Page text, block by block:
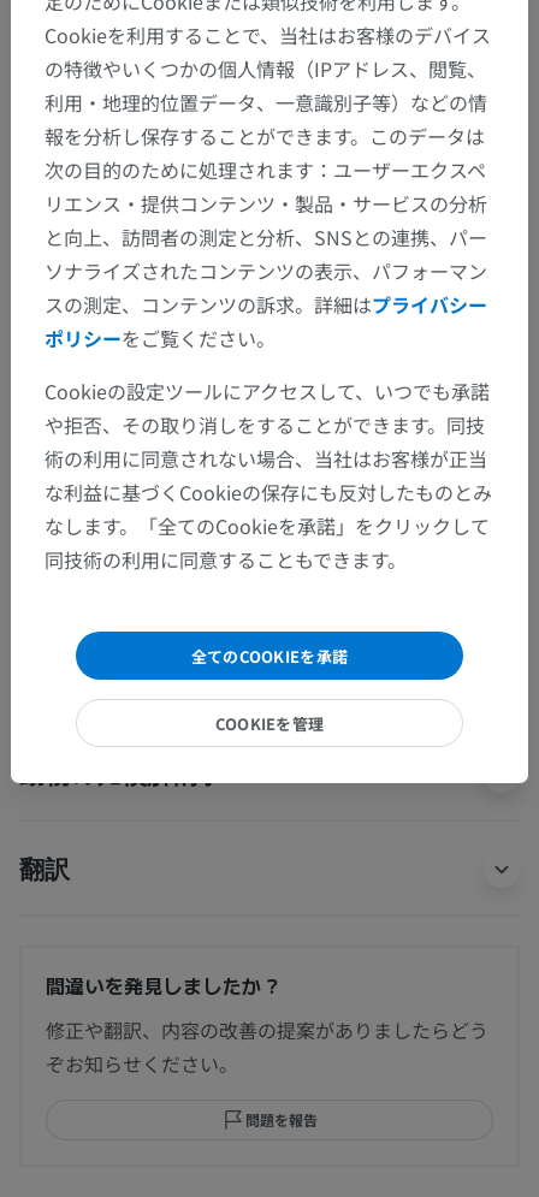
解剖学的階層
人体解剖学2
人体解剖学1
一般解剖学> 平面と線および部位> 人体の部位>
頸の部位；頸部
前頸部；前頸三角
胸鎖乳突筋部
後頸部；項部；うなじ
翻訳
間違いを発見しましたか？
修正や翻訳、内容の改善の提案がありましたらどう
ぞお知らせください。
問題を報告
Cookieを利用することで、当社はお客様のデバイス
の特徴やいくつかの個人情報（IPアドレス、閲覧、
利用・地理的位置データ、一意識別子等）などの情
報を分析し保存することができます。このデータは
次の目的のために処理されます：ユーザーエクスペ
リエンス・提供コンテンツ・製品・サービスの分析
と向上、訪問者の測定と分析、SNSとの連携、パー
ソナライズされたコンテンツの表示、パフォーマン
スの測定、コンテンツの訴求。詳細はプライバシー
ポリシーをご覧ください。
Cookieの設定ツールにアクセスして、いつでも承諾
や拒否、その取り消しをすることができます。同技
術の利用に同意されない場合、当社はお客様が正当
な利益に基づくCookieの保存にも反対したものとみ
なします。「全てのCookieを承諾」をクリックして
同技術の利用に同意することもできます。
全てのCOOKIEを承諾
COOKIEを管理